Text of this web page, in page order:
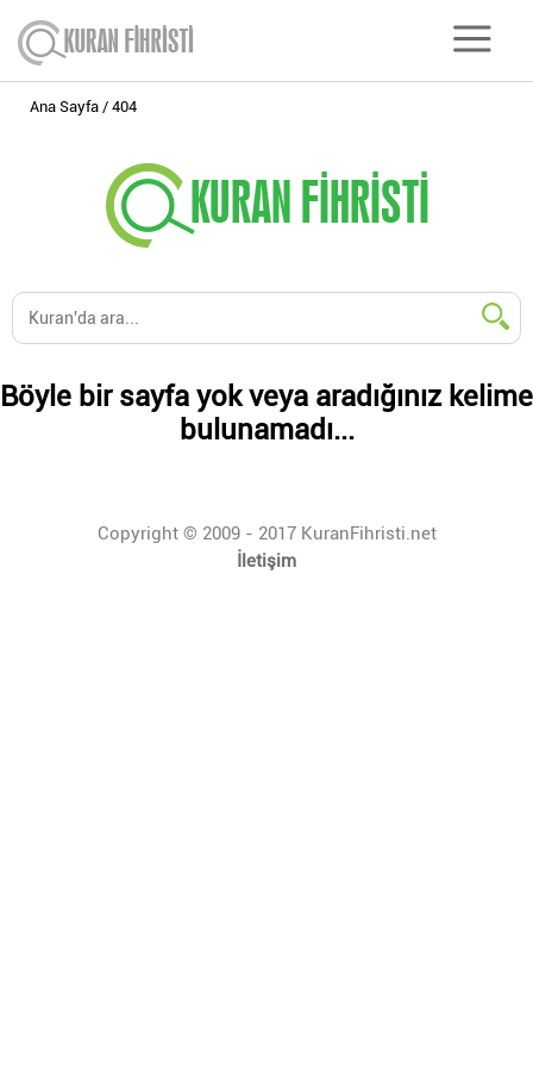
Ana Sayfa 404
Böyle bir sayfa yok veya aradığınız kelime
bulunamadı...
Copyright © 2009 - 2017 KuranFihristi.net
İletişim